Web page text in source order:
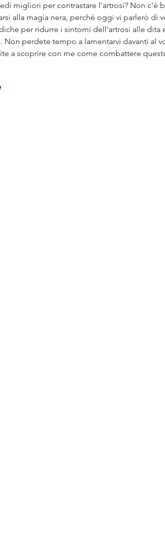
migliori per contrastare l'artrosi? Non c'è
alla magia nera, perché oggi vi parlerò di
per ridurre i sintomi dell'artrosi alle dita
Non perdete tempo a lamentarvi davanti al
a scoprire con me come combattere